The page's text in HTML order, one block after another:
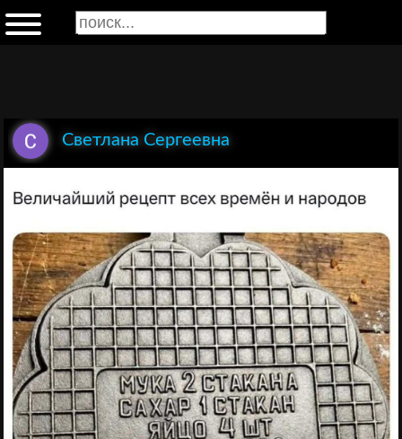
Светлана Сергеевна